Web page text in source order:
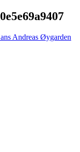
Andreas Øygarden